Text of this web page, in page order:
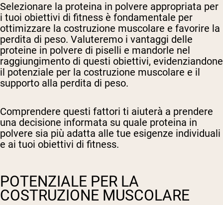
Selezionare la proteina in polvere appropriata per
i tuoi obiettivi di fitness è fondamentale per
ottimizzare la costruzione muscolare e favorire la
perdita di peso. Valuteremo i vantaggi delle
proteine in polvere di piselli e mandorle nel
raggiungimento di questi obiettivi, evidenziandone
il potenziale per la costruzione muscolare e il
supporto alla perdita di peso.
Comprendere questi fattori ti aiuterà a prendere
una decisione informata su quale proteina in
polvere sia più adatta alle tue esigenze individuali
e ai tuoi obiettivi di fitness.
POTENZIALE PER LA
COSTRUZIONE MUSCOLARE